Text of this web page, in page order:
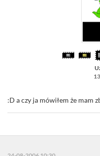
:D a czy ja mówiłem że mam